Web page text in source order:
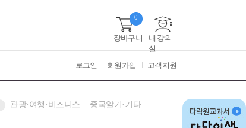
장바구니
0
내 강의
실
로그인 회원가입 고객지원
관광·여행·비즈니스
중국알기·기타